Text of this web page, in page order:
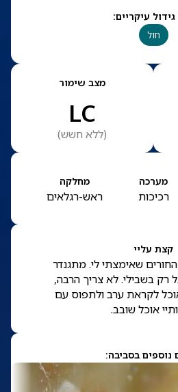
עיקריים:
חול
מצב שימור
LC
(ללא חשש)
מערכה
רכיכות
מחלקה
ראש-רגלאים
קצת עליי
החורים שאימצתי לי. מתגנדר
רק בשבילי. לא צריך הרבה,
לקראת ערב ולתפוס עם
אוכל שובב.
נוספים בסביבה: